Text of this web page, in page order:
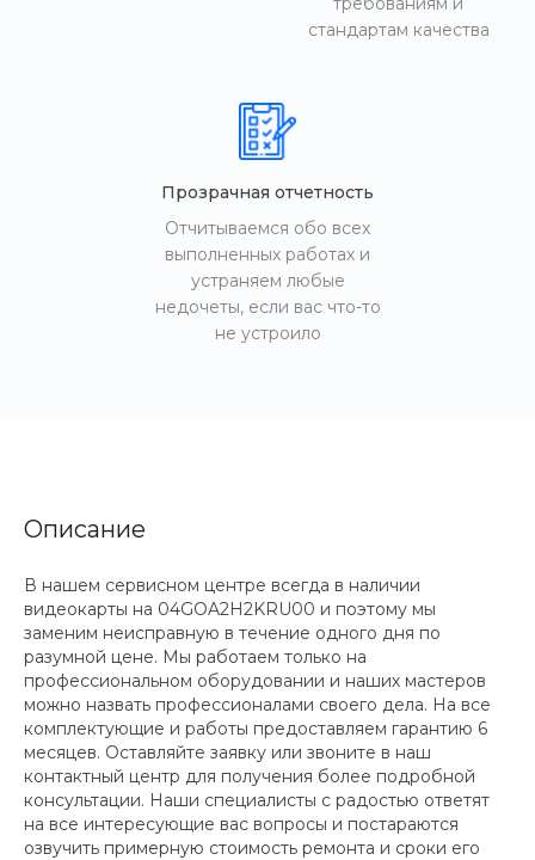
стандартам качества
Прозрачная отчетность
Отчитываемся обо всех
выполненных работах и
устраняем любые
недочеты, если вас что-то
не устроило
Описание
В нашем сервисном центре всегда в наличии
видеокарты на 04GOA2H2KRU00 и поэтому мы
заменим неисправную в течение одного дня по
разумной цене. Мы работаем только на
профессиональном оборудовании и наших мастеров
можно назвать профессионалами своего дела. На все
комплектующие и работы предоставляем гарантию 6
месяцев. Оставляйте заявку или звоните в наш
контактный центр для получения более подробной
консультации. Наши специалисты с радостью ответят
на все интересующие вас вопросы и постараются
озвучить примерную стоимость ремонта и сроки его